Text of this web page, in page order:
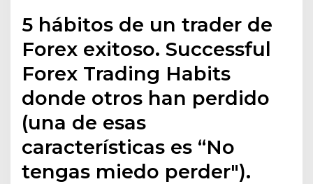
5 hábitos de un trader de
Forex exitoso. Successful
Forex Trading Habits
donde otros han perdido
(una de esas
características es “No
tengas miedo perder").